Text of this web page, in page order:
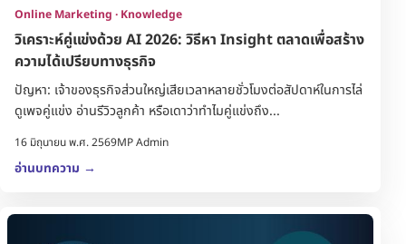
Online Marketing · Knowledge
วิเคราะห์คู่แข่งด้วย AI 2026: วิธีหา Insight ตลาดเพื่อสร้าง
ความได้เปรียบทางธุรกิจ
ปัญหา: เจ้าของธุรกิจส่วนใหญ่เสียเวลาหลายชั่วโมงต่อสัปดาห์ในการไล่
ดูเพจคู่แข่ง อ่านรีวิวลูกค้า หรือเดาว่าทำไมคู่แข่งถึง...
16 มิถุนายน พ.ศ. 2569MP Admin
อ่านบทความ →